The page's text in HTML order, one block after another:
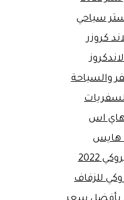
سياحي
كروزر
والسياحة
هاي اس
هايس
2022
للزفاف